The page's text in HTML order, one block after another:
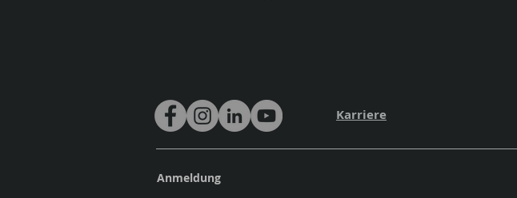
Karriere
Anmeldung